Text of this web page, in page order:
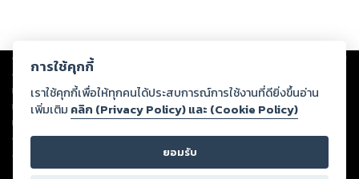
Copyright © 2026
ต่อผลงานหรือเนื้อหาใดที่อัปโหลดผ่านเว็บไซต์และปรากฏว่าละเมิดสิทธิใน
ทรัพย์สินทางปัญญาของบุคคลอื่นหรือขัดต่อกฎหมายและศีลธรรม ดังนั้น ผู้อ่าน
ทุกท่านโปรดใช้วิจารณญาณในการกลั่นกรองด้วยตนเอง และหากท่านพบว่าส่วน
หนึ่งส่วนใดขัดต่อกฎหมายและศีลธรรม กรุณาแจ้งมายังบริษัท เพื่อทีมงานจะได้
ดำเนินการในทันที ทั้งนี้ ทางสตอรี่ล็อกขอสงวนลิขสิทธิ์ตามพระราชบัญญัติ
ลิขสิทธิ์ พ.ศ. 2537 (ฉบับล่าสุด)
การใช้คุกกี้
เราใช้คุกกี้เพื่อให้ทุกคนได้ประสบการณ์การใช้งานที่ดียิ่งขึ้นอ่าน
เพิ่มเติม คลิก (Privacy Policy) และ (Cookie Policy)
ยอมรับ